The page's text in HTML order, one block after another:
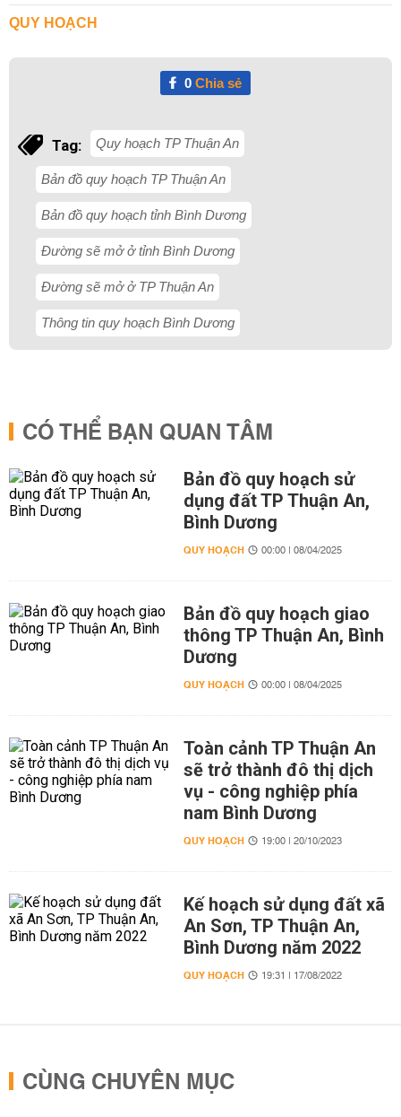
QUY HOẠCH
0Chia sẻ
Tag: Quy hoạch TP Thuận An
Bản đồ quy hoạch TP Thuận An
Bản đồ quy hoạch tỉnh Bình Dương
Đường sẽ mở ở tỉnh Bình Dương
Đường sẽ mở ở TP Thuận An
Thông tin quy hoạch Bình Dương
CÓ THỂ BẠN QUAN TÂM
Bản đồ quy hoạch sử
dụng đất TP Thuận An,
Bình Dương
QUY HOẠCH 00:00 | 08/04/2025
Bản đồ quy hoạch giao
thông TP Thuận An, Bình
Dương
QUY HOẠCH 00:00 | 08/04/2025
Toàn cảnh TP Thuận An
sẽ trở thành đô thị dịch
vụ - công nghiệp phía
nam Bình Dương
QUY HOẠCH 19:00 | 20/10/2023
Kế hoạch sử dụng đất xã
An Sơn, TP Thuận An,
Bình Dương năm 2022
QUY HOẠCH 19:31 | 17/08/2022
CÙNG CHUYÊN MỤC